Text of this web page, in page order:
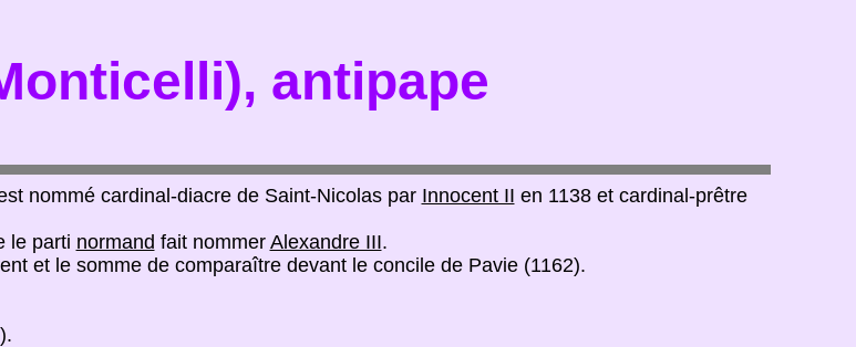
antipape
nommé cardinal-diacre de Saint-Nicolas par Innocent II en 1138 et cardinal-prêtre
le parti normand fait nommer Alexandre III.
et le somme de comparaître devant le concile de Pavie (1162).